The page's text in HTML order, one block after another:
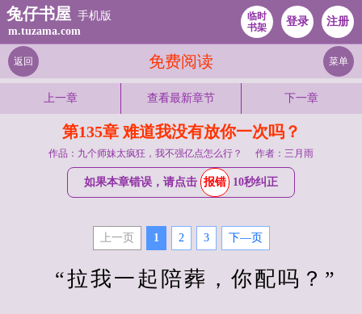
兔仔书屋 手机版
m.tuzama.com
临时
书架
登录 注册
免费阅读
返回 菜单
上一章 查看最新章节 下一章
第135章 难道我没有放你一次吗？
作品：九个师妹太疯狂，我不强亿点怎么行？ 作者：三月雨
如果本章错误，请点击 报错 10秒纠正
上一页 1 2 3 下—页
“拉我一起陪葬，你配吗？”